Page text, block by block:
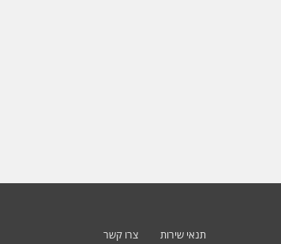
צרו קשר תנאי שירות